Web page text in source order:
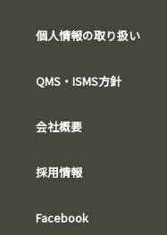
個人情報の取り扱い
QMS・ISMS方針
会社概要
採用情報
Facebook